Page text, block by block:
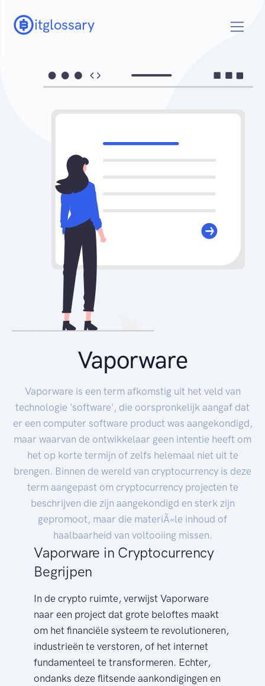
itglossary
Vaporware
Vaporware is een term afkomstig uit het veld van
technologie 'software', die oorspronkelijk aangaf dat
er een computer software product was aangekondigd,
maar waarvan de ontwikkelaar geen intentie heeft om
het op korte termijn of zelfs helemaal niet uit te
brengen. Binnen de wereld van cryptocurrency is deze
term aangepast om cryptocurrency projecten te
beschrijven die zijn aangekondigd en sterk zijn
gepromoot, maar die materiÃ«le inhoud of
haalbaarheid van voltooiing missen.
Vaporware in Cryptocurrency
Begrijpen
In de crypto ruimte, verwijst Vaporware
naar een project dat grote beloftes maakt
om het financiële systeem te revolutioneren,
industrieën te verstoren, of het internet
fundamenteel te transformeren. Echter,
ondanks deze flitsende aankondigingen en